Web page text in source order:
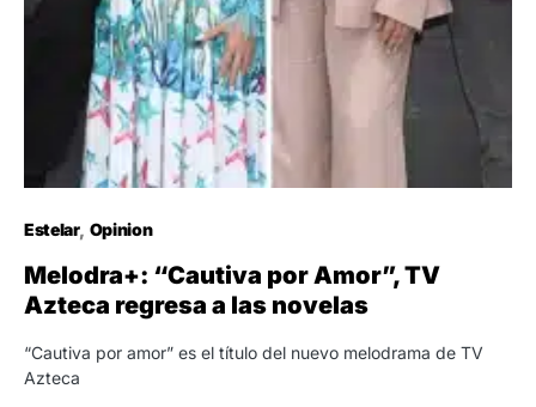
Estelar Opinion
Melodra+: “Cautiva por Amor”, TV
Azteca regresa a las novelas
“Cautiva por amor” es el título del nuevo melodrama de TV
Azteca